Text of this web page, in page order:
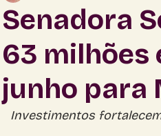
Bandeirantes
Senadora
63 milhões
junho para
Investimentos